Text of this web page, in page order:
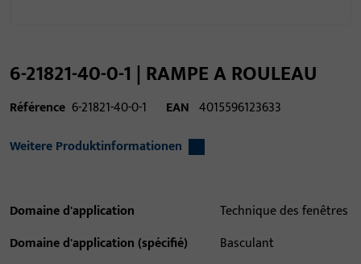
6-21821-40-0-1 | RAMPE A ROULEAU
Référence 6-21821-40-0-1 EAN 4015596123633
Weitere Produktinformationen
Domaine d'application
Technique des fenêtres
Domaine d'application (spécifié)
Basculant